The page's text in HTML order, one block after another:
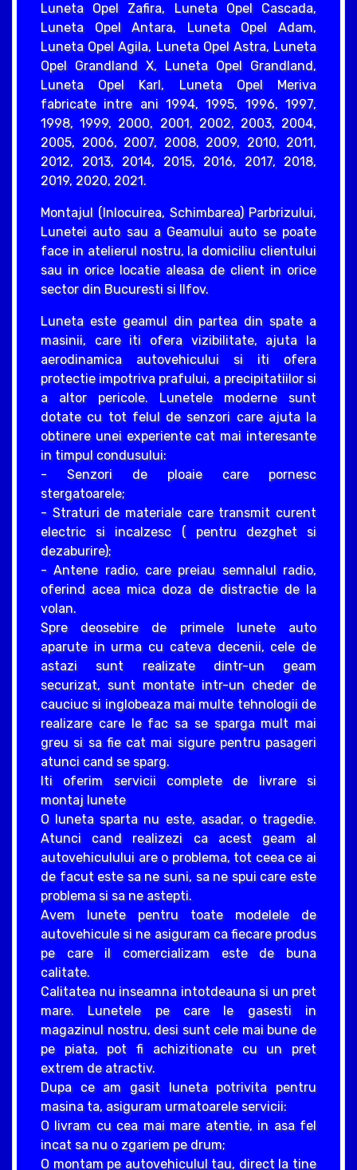
Luneta Opel Zafira, Luneta Opel Cascada,
Luneta Opel Antara, Luneta Opel Adam,
Luneta Opel Agila, Luneta Opel Astra, Luneta
Opel Grandland X, Luneta Opel Grandland,
Luneta Opel Karl, Luneta Opel Meriva
fabricate intre ani 1994, 1995, 1996, 1997,
1998, 1999, 2000, 2001, 2002, 2003, 2004,
2005, 2006, 2007, 2008, 2009, 2010, 2011,
2012, 2013, 2014, 2015, 2016, 2017, 2018,
2019, 2020, 2021.
Montajul (Inlocuirea, Schimbarea) Parbrizului,
Lunetei auto sau a Geamului auto se poate
face in atelierul nostru, la domiciliu clientului
sau in orice locatie aleasa de client in orice
sector din Bucuresti si Ilfov.
Luneta este geamul din partea din spate a
masinii, care iti ofera vizibilitate, ajuta la
aerodinamica autovehicului si iti ofera
protectie impotriva prafului, a precipitatiilor si
a altor pericole. Lunetele moderne sunt
dotate cu tot felul de senzori care ajuta la
obtinere unei experiente cat mai interesante
in timpul condusului:
- Senzori de ploaie care pornesc
stergatoarele;
- Straturi de materiale care transmit curent
electric si incalzesc ( pentru dezghet si
dezaburire);
- Antene radio, care preiau semnalul radio,
oferind acea mica doza de distractie de la
volan.
Spre deosebire de primele lunete auto
aparute in urma cu cateva decenii, cele de
astazi sunt realizate dintr-un geam
securizat, sunt montate intr-un cheder de
cauciuc si inglobeaza mai multe tehnologii de
realizare care le fac sa se sparga mult mai
greu si sa fie cat mai sigure pentru pasageri
atunci cand se sparg.
Iti oferim servicii complete de livrare si
montaj lunete
O luneta sparta nu este, asadar, o tragedie.
Atunci cand realizezi ca acest geam al
autovehiculului are o problema, tot ceea ce ai
de facut este sa ne suni, sa ne spui care este
problema si sa ne astepti.
Avem lunete pentru toate modelele de
autovehicule si ne asiguram ca fiecare produs
pe care il comercializam este de buna
calitate.
Calitatea nu inseamna intotdeauna si un pret
mare. Lunetele pe care le gasesti in
magazinul nostru, desi sunt cele mai bune de
pe piata, pot fi achizitionate cu un pret
extrem de atractiv.
Dupa ce am gasit luneta potrivita pentru
masina ta, asiguram urmatoarele servicii:
O livram cu cea mai mare atentie, in asa fel
incat sa nu o zgariem pe drum;
O montam pe autovehiculul tau, direct la tine